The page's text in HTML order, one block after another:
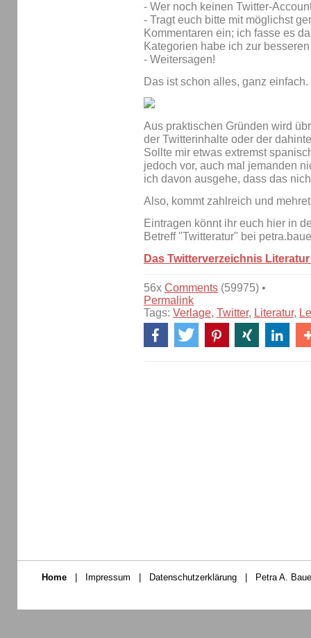
- Wer noch keinen Twitter-
- Tragt euch bitte mit möglichst
Kommentaren ein; ich fasse es
Kategorien habe ich zur
- Weitersagen!
Das ist schon alles, ganz
Aus praktischen Gründen wird
der Twitterinhalte oder der
Sollte mir etwas extremst
jedoch vor, auch mal jemanden
ich davon ausgehe, dass das
Also, kommt zahlreich und
Eintragen könnt ihr euch hier in
Betreff "Twitteratur" bei
Das Twitterverzeichnis
56x Comments (59975) •
Permalink
Tags: Verlage, Twitter, Literatur,
Home Impressum Datenschutzerklärung Petra A.